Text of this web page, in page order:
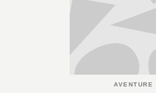
AVENTURE